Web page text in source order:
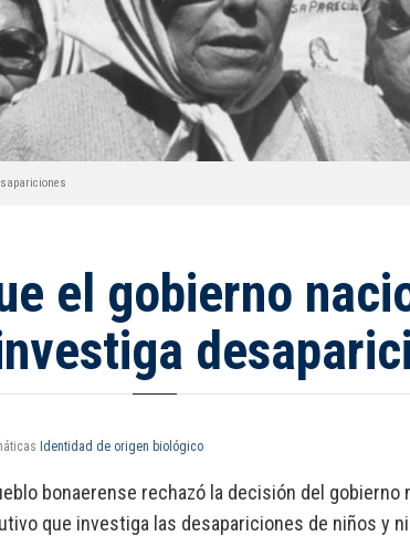
el gobierno
Identidad de origen biológico
bonaerense rechazó la decisión del gobierno
que investiga las desapariciones de niños y